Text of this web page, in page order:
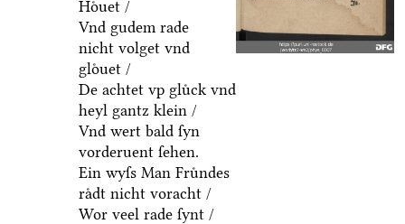
Hoͤuet /
Vnd gudem rade
nicht volget vnd
gloͤuet /
De achtet vp gluͤck vnd
heyl gantz klein /
Vnd wert bald ſyn
vorderuent ſehen.
Ein wyſs Man Fruͤndes
raͤdt nicht voracht /
Wor veel rade ſynt /